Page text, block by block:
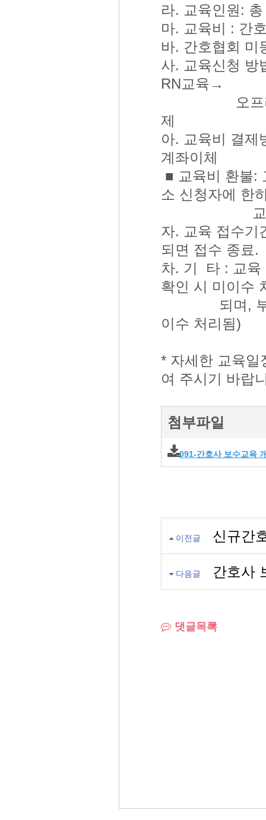
라. 교육인원:
마. 교육비 : 간
바. 간호협회 미
사. 교육신청 방
RN교육→
오프라인
제
아. 교육비 결제
계좌이체
■ 교육비 환불:
소 신청자에 한
교육비
자. 교육 접수기
되면 접수 종료.
차. 기 타 : 교육
확인 시 미이수
되며, 부분이
이수 처리됨)
* 자세한 교육일
여 주시기 바랍
첨부파일
091-간호사 보수교육
이전글 신규간
다음글 간호사
댓글목록